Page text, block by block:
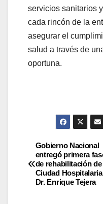
servicios sanitarios
cada rincón de la
asegurar el
salud a través de
oportuna.
Gobierno Nacional
entregó primera
de rehabilitación de
Ciudad Hospitalaria
Dr. Enrique Tejera